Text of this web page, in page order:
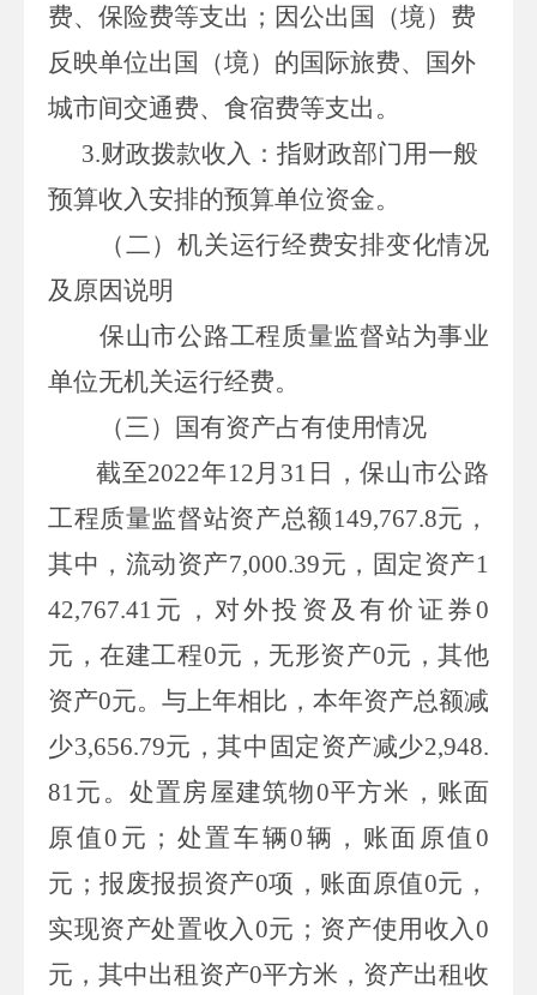
费、保险费等支出；因公出国（境）费
反映单位出国（境）的国际旅费、国外
城市间交通费、食宿费等支出。
3.财政拨款收入：指财政部门用一般
预算收入安排的预算单位资金。
（二）机关运行经费安排变化情况
及原因说明
保山市公路工程质量监督站为事业
单位无机关运行经费。
（三）国有资产占有使用情况
截至2022年12月 31 日，保山市公路
工程质量监督站资产总额149,767.8元，
其中，流动资产7,000.39元，固定资产1
42,767.41 元，对外投资及有价证券0
元，在建工程0元，无形资产0元，其他
资产0元。与上年相比，本年资产总额减
少3,656.79元，其中固定资产减少2,948.
81元。处置房屋建筑物0平方米，账面
原值0 元；处置车辆0辆，账面原值0
元；报废报损资产0项，账面原值0元，
实现资产处置收入0元；资产使用收入0
元，其中出租资产0平方米，资产出租收